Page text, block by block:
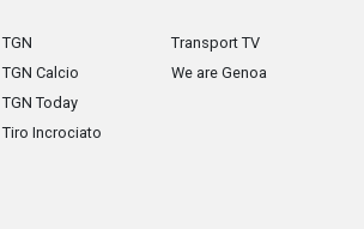
TGN
TGN Calcio
TGN Today
Tiro Incrociato
Transport TV
We are Genoa